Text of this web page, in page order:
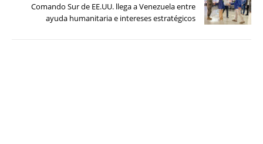
Comando Sur de EE.UU. llega a Venezuela entre
ayuda humanitaria e intereses estratégicos